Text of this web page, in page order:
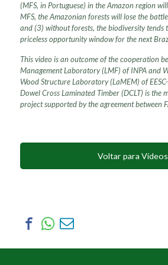
(MFS, in Portuguese) in the Amazon region
MFS, the Amazonian forests will lose the
and (3) without forests, the biodiversity tends
priceless opportunity window for the next
This video is an outcome of the cooperation
Management Laboratory (LMF) of INPA and
Wood Structure Laboratory (LaMEM) of
Dowel Cross Laminated Timber (DCLT) is the
project supported by the agreement between
Voltar para Vídeos